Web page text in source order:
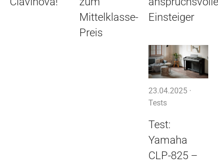
Mittelklasse-
Preis
Einsteiger
23.04.2025 ·
Tests
Test:
Yamaha
CLP-825 –